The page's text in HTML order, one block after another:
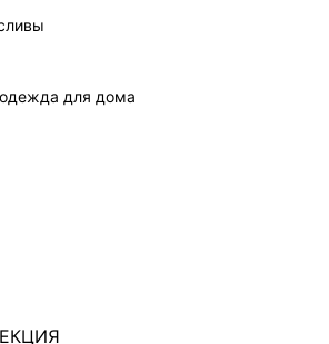
одежда для дома